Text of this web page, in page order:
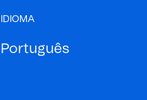
IDIOMA
Português